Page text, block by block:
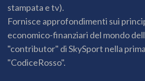
stampata e tv).
Fornisce approfondimenti sui
economico-finanziari del mondo
"contributor" di SkySport nella
"CodiceRosso".